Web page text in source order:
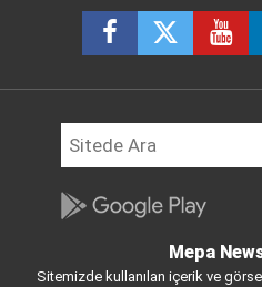
Mepa
Sitemizde kullanılan içerik ve